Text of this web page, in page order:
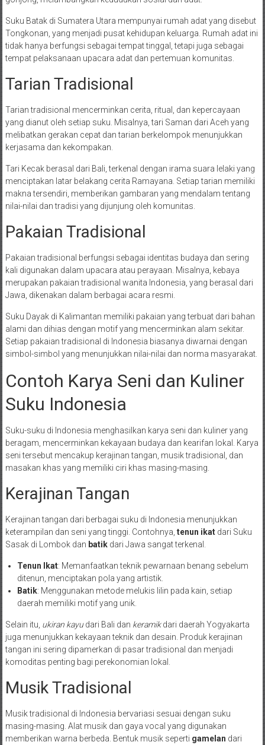
Suku Batak di Sumatera Utara mempunyai rumah adat yang disebut
Tongkonan, yang menjadi pusat kehidupan keluarga. Rumah adat ini
tidak hanya berfungsi sebagai tempat tinggal, tetapi juga sebagai
tempat pelaksanaan upacara adat dan pertemuan komunitas.
Tarian Tradisional
Tarian tradisional mencerminkan cerita, ritual, dan kepercayaan
yang dianut oleh setiap suku. Misalnya, tari Saman dari Aceh yang
melibatkan gerakan cepat dan tarian berkelompok menunjukkan
kerjasama dan kekompakan.
Tari Kecak berasal dari Bali, terkenal dengan irama suara lelaki yang
menciptakan latar belakang cerita Ramayana. Setiap tarian memiliki
makna tersendiri, memberikan gambaran yang mendalam tentang
nilai-nilai dan tradisi yang dijunjung oleh komunitas.
Pakaian Tradisional
Pakaian tradisional berfungsi sebagai identitas budaya dan sering
kali digunakan dalam upacara atau perayaan. Misalnya, kebaya
merupakan pakaian tradisional wanita Indonesia, yang berasal dari
Jawa, dikenakan dalam berbagai acara resmi.
Suku Dayak di Kalimantan memiliki pakaian yang terbuat dari bahan
alami dan dihias dengan motif yang mencerminkan alam sekitar.
Setiap pakaian tradisional di Indonesia biasanya diwarnai dengan
simbol-simbol yang menunjukkan nilai-nilai dan norma masyarakat.
Contoh Karya Seni dan Kuliner
Suku Indonesia
Suku-suku di Indonesia menghasilkan karya seni dan kuliner yang
beragam, mencerminkan kekayaan budaya dan kearifan lokal. Karya
seni tersebut mencakup kerajinan tangan, musik tradisional, dan
masakan khas yang memiliki ciri khas masing-masing.
Kerajinan Tangan
Kerajinan tangan dari berbagai suku di Indonesia menunjukkan
keterampilan dan seni yang tinggi. Contohnya, tenun ikatdari Suku
Sasak di Lombok dan batikdari Jawa sangat terkenal.
Tenun Ikat: Memanfaatkan teknik pewarnaan benang sebelum
ditenun, menciptakan pola yang artistik.
Batik: Menggunakan metode melukis lilin pada kain, setiap
daerah memiliki motif yang unik.
Selain itu, ukiran kayudari Bali dan keramikdari daerah Yogyakarta
juga menunjukkan kekayaan teknik dan desain. Produk kerajinan
tangan ini sering dipamerkan di pasar tradisional dan menjadi
komoditas penting bagi perekonomian lokal.
Musik Tradisional
Musik tradisional di Indonesia bervariasi sesuai dengan suku
masing-masing. Alat musik dan gaya vocal yang digunakan
memberikan warna berbeda. Bentuk musik seperti gamelan dari